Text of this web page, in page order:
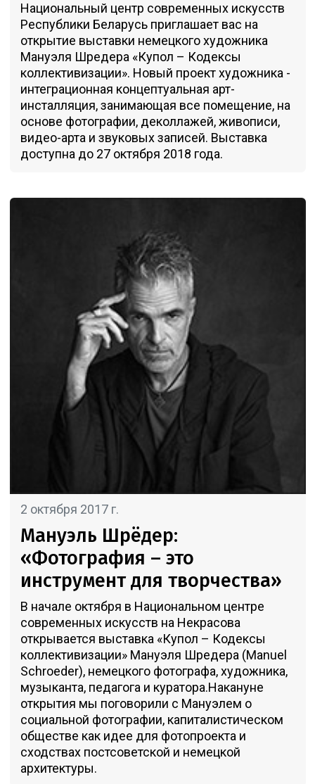
Национальный центр современных искусств
Республики Беларусь приглашает вас на
открытие выставки немецкого художника
Мануэля Шредера «Купол – Кодексы
коллективизации». Новый проект художника -
интеграционная концептуальная арт-
инсталляция, занимающая все помещение, на
основе фотографии, деколлажей, живописи,
видео-арта и звуковых записей. Выставка
доступна до 27 октября 2018 года.
2 октября 2017 г.
Мануэль Шрёдер:
«Фотография – это
инструмент для творчества»
В начале октября в Национальном центре
современных искусств на Некрасова
открывается выставка «Купол – Кодексы
коллективизации» Мануэля Шредера (Manuel
Schroeder), немецкого фотографа, художника,
музыканта, педагога и куратора.Накануне
открытия мы поговорили с Мануэлем о
социальной фотографии, капиталистическом
обществе как идее для фотопроекта и
сходствах постсоветской и немецкой
архитектуры.